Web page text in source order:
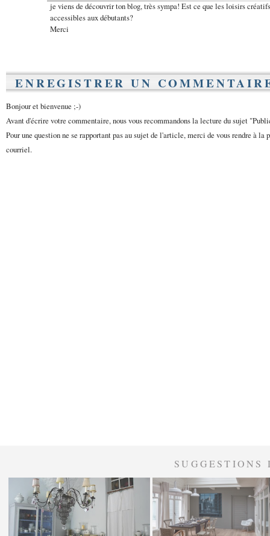
je viens de découvrir ton blog, très sympa! Est ce que les loisirs
accessibles aux débutants?
Merci
ENREGISTRER UN
Bonjour et bienvenue ;-)
Avant d'écrire votre commentaire, nous vous recommandons la lecture du sujet
Pour une question ne se rapportant pas au sujet de l'article, merci de vous rendre à la
courriel.